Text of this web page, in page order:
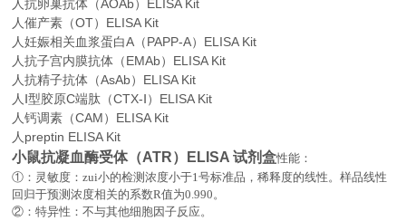
人抗卵巢抗体（AOAb）ELISA Kit
人催产素（OT）ELISA Kit
人妊娠相关血浆蛋白A（PAPP-A）ELISA Kit
人抗子宫内膜抗体（EMAb）ELISA Kit
人抗精子抗体（AsAb）ELISA Kit
人Ⅰ型胶原C端肽（CTX-Ⅰ）ELISA Kit
人钙调素（CAM）ELISA Kit
人preptin ELISA Kit
小鼠抗凝血酶受体（ATR）ELISA 试剂盒性能：
①：灵敏度：zui小的检测浓度小于1号标准品，稀释度的线性。样品线性
回归于预测浓度相关的系数R值为0.990。
②：特异性：不与其他细胞因子反应。